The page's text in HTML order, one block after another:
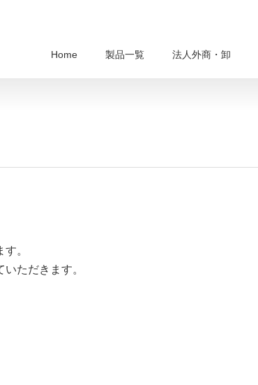
Home 製品一覧 法人外商・卸
。
ただきます。